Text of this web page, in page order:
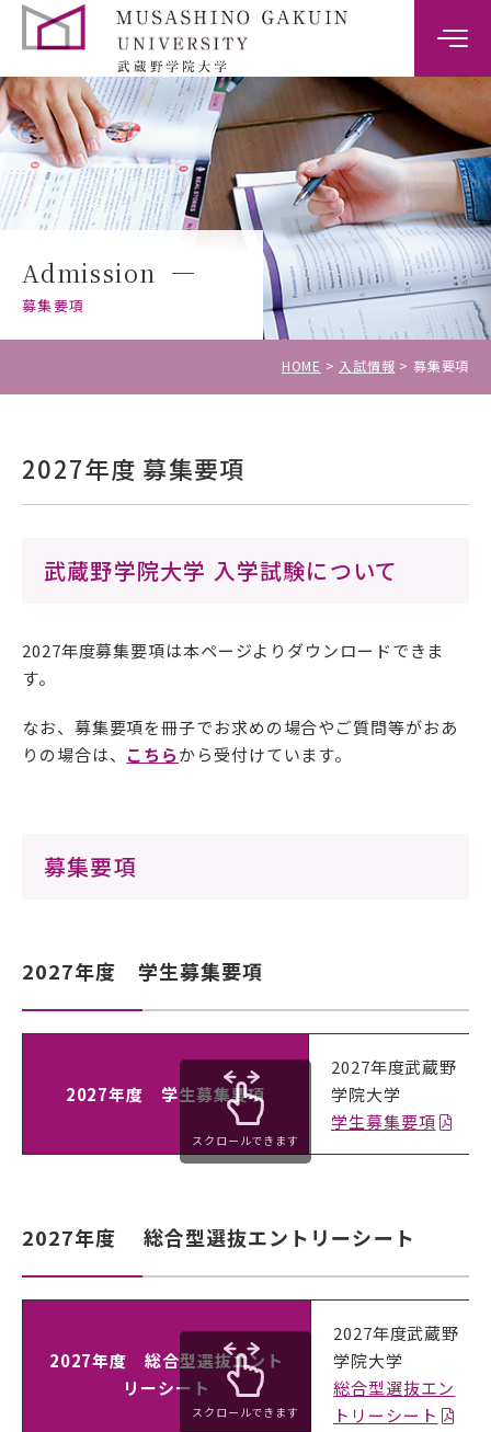
大学案内
学部案内
キャンパスライフ
キャリア・就職支援
受験生の方
卒業生の方
アクセス サイトマップ
情報公開Ⅱ
公式SNSアカウント
Admission
募集要項
HOME 入試情報 募集要項
2027年度 募集要項
武蔵野学院大学 入学試験について
2027年度募集要項は本ページよりダウンロードできま
す。
なお、 募集要項を冊子でお求めの場合やご質問等がおあ
りの場合は、 こちらから受付けています。
募集要項
2027年度 学生募集要項
2027年度 学生募集要項
2027年度武蔵野
学院大学
学生募集要項
スクロールできます
2027年度 総合型選抜エントリーシート
2027年度 総合型選抜エント
リーシート
2027年度武蔵野
学院大学
総合型選抜エン
トリーシート
スクロールできます